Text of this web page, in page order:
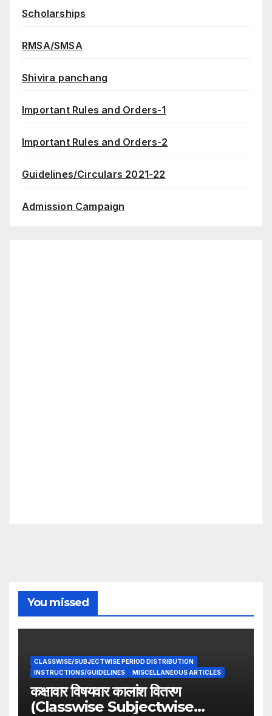
Scholarships
RMSA/SMSA
Shivira panchang
Important Rules and Orders-1
Important Rules and Orders-2
Guidelines/Circulars 2021-22
Admission Campaign
You missed
CLASSWISE/SUBJECTWISE PERIOD DISTRIBUTION
INSTRUCTIONS/GUIDELINES
MISCELLANEOUS ARTICLES
कक्षावार विषयवार कालांश वितरण
(Classwise Subjectwise